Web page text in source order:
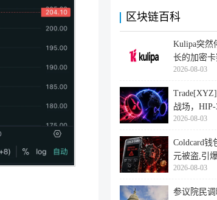
区块链百科
Kulipa突然
长的加密
2026-08-03
战场，
2026-08-03
Coldcard钱
元被盗,引
迁移潮
2026-08-03
参议院民